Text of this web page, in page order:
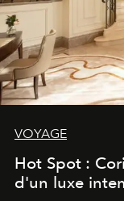
VOYAGE
Hot Spot :
d'un luxe